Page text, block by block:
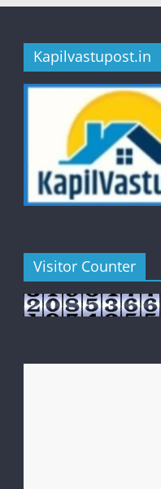
Kapilvastupost.in
Visitor Counter